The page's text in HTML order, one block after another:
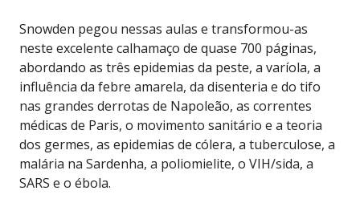
Snowden pegou nessas aulas e transformou-as
neste excelente calhamaço de quase 700 páginas,
abordando as três epidemias da peste, a varíola, a
influência da febre amarela, da disenteria e do tifo
nas grandes derrotas de Napoleão, as correntes
médicas de Paris, o movimento sanitário e a teoria
dos germes, as epidemias de cólera, a tuberculose, a
malária na Sardenha, a poliomielite, o VIH/sida, a
SARS e o ébola.